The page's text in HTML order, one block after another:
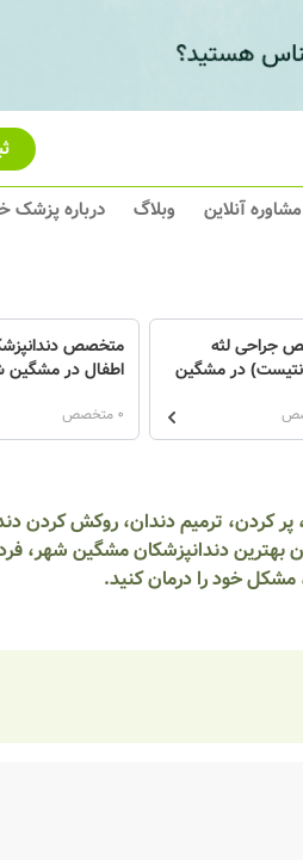
مشاوره آنلاین وبلاگ درباره پزشک
جراحی لثه
در مشگین
متخصص
اطفال در مشگین
0 متخصص
کردن، ترمیم دندان، روکش کردن
بهترین دندانپزشکان مشگین شهر،
مشکل خود را درمان کنید.